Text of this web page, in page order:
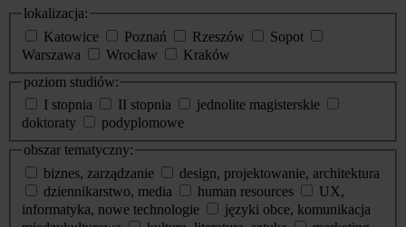
lokalizacja:
Katowice
Poznań Rzeszów
Sopot
Warszawa
Wrocław
Kraków
poziom studiów:
I stopnia
II stopnia
jednolite magisterskie
doktoraty
podyplomowe
obszar tematyczny:
biznes, zarządzanie
design, projektowanie, architektura
dziennikarstwo, media
human resources
UX,
informatyka, nowe technologie
języki obce, komunikacja